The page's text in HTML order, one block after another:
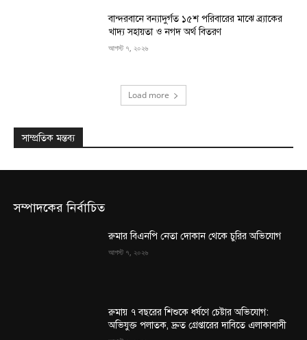
বান্দরবানে বন্যাদুর্গত ১৫শ পরিবারের মাঝে ব্র্যাকের
খাদ্য সহায়তা ও নগদ অর্থ বিতরণ
আগস্ট ৭, ২০২৬
Load more
সাম্প্রতিক মন্তব্য
সম্পাদকের নির্বাচিত
রুমার বিএনপি নেতা দোকান থেকে চুরির অভিযোগ
আগস্ট ৭, ২০২৬
রুমায় ৭ বছরের শিশুকে ধর্ষণে চেষ্টার অভিযোগ:
অভিযুক্ত পলাতক, দ্রুত গ্রেপ্তারের দাবিতে এলাকাবাসী